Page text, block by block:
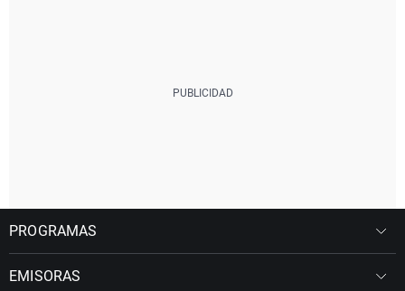
PROGRAMAS
EMISORAS